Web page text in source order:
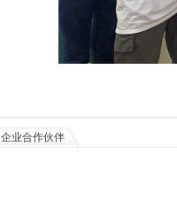
企业合作伙伴